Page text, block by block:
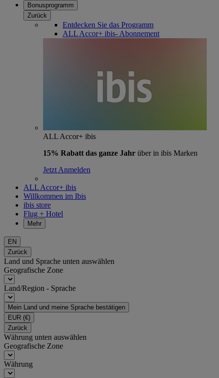
Bonusprogramm
Zurück
Entdecken Sie das Programm
ALL Accor+ ibis- Abonnement
ALL Accor+ ibis
15% Rabatt das ganze Jahr über in ibis Marken
Jetzt Anmelden
ALL Accor+ ibis
Willkommen im Ibis
ibis store
Flug + Hotel
Mehr
EN
Zurück
Land und Sprache unten auswählen
Geografische Zone
Land/Region - Sprache
Mein Land und meine Sprache bestätigen
EUR (€)
Zurück
Währung unten auswählen
Geografische Zone
Währung